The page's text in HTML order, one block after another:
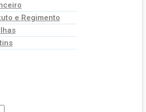
e Regimento